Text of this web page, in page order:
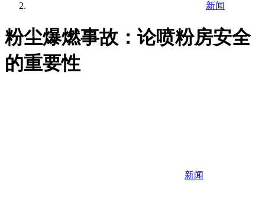
新闻
粉尘爆燃事故：论喷粉房安全
的重要性
新闻